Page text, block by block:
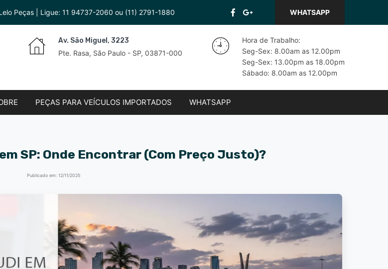
Peças | Ligue: 11 94737-2060 ou (11) 2791-1880 WHATSAPP
Av. São Miguel, 3223
Pte. Rasa, São Paulo - SP, 03871-000
Hora de Trabalho:
Seg-Sex: 8.00am as 12.00pm
Seg-Sex: 13.00pm as 18.00pm
Sábado: 8.00am as 12.00pm
PEÇAS PARA VEÍCULOS IMPORTADOS WHATSAPP
SP: Onde Encontrar (Com Preço Justo)?
Publicado em: 12/11/2025